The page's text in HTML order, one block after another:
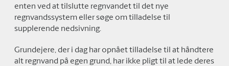
enten ved at tilslutte regnvandet til det nye
regnvandssystem eller søge om tilladelse til
supplerende nedsivning.
Grundejere, der i dag har opnået tilladelse til at håndtere
alt regnvand på egen grund, har ikke pligt til at lede deres